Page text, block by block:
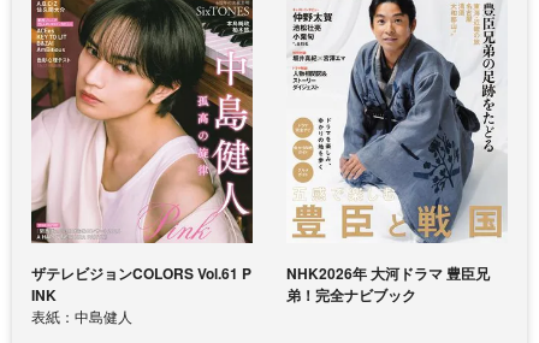
ザテレビジョンCOLORS Vol.61 P
INK
表紙：中島健人
NHK2026年 大河ドラマ 豊臣兄
弟！完全ナビブック